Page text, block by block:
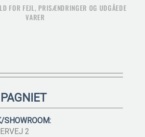
FOR FEJL, PRISÆNDRINGER OG UDGÅEDE
VARER
SHOWROOM:
2